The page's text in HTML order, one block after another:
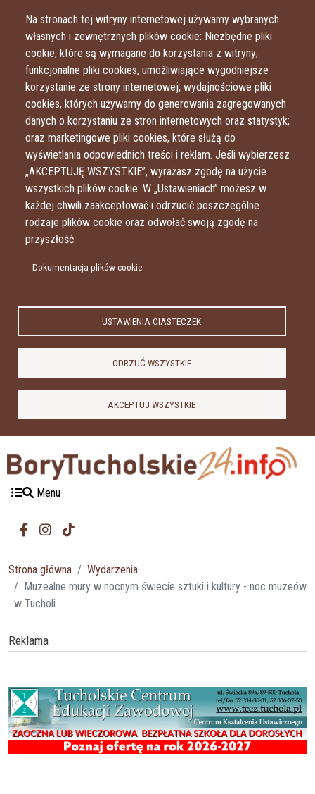
Na stronach tej witryny internetowej używamy wybranych
własnych i zewnętrznych plików cookie: Niezbędne pliki
cookie, które są wymagane do korzystania z witryny;
funkcjonalne pliki cookies, umożliwiające wygodniejsze
korzystanie ze strony internetowej; wydajnościowe pliki
cookies, których używamy do generowania zagregowanych
danych o korzystaniu ze stron internetowych oraz statystyk;
oraz marketingowe pliki cookies, które służą do
wyświetlania odpowiednich treści i reklam. Jeśli wybierzesz
„AKCEPTUJĘ WSZYSTKIE”, wyrażasz zgodę na użycie
wszystkich plików cookie. W „Ustawieniach” możesz w
każdej chwili zaakceptować i odrzucić poszczególne
rodzaje plików cookie oraz odwołać swoją zgodę na
przyszłość.
Dokumentacja plików cookie
USTAWIENIA CIASTECZEK
ODRZUĆ WSZYSTKIE
AKCEPTUJ WSZYSTKIE
Menu
Strona główna
Wydarzenia
Muzealne mury w nocnym świecie sztuki i kultury - noc muzeów
w Tucholi
Reklama